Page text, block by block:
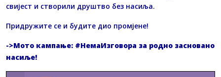
свијест и створили друштво без насиља.
Придружите се и будите дио промјене!
->Мото кампање: #НемаИзговора за родно засновано
насиље!